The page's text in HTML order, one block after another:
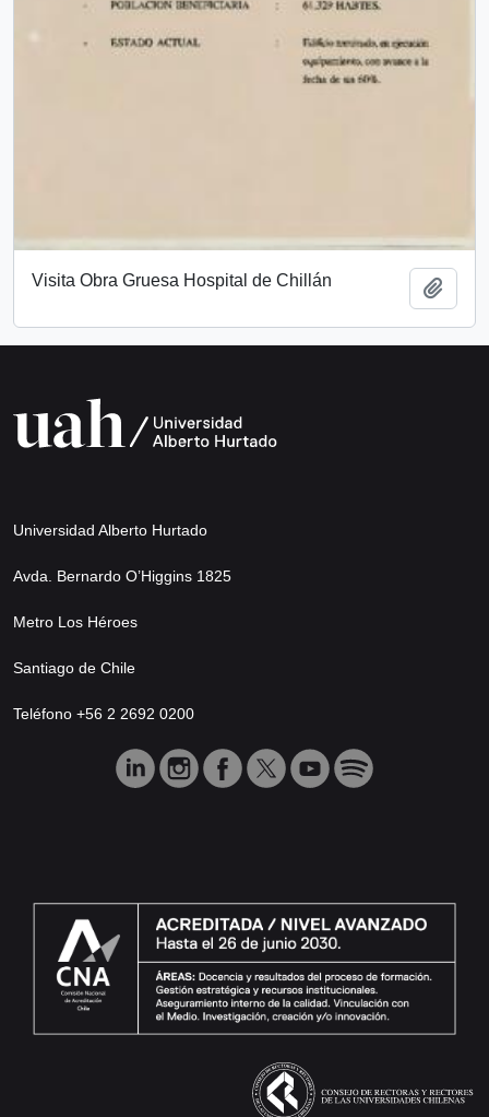
Visita Obra Gruesa Hospital de Chillán
Universidad Alberto Hurtado
Avda. Bernardo O’Higgins 1825
Metro Los Héroes
Santiago de Chile
Teléfono +56 2 2692 0200